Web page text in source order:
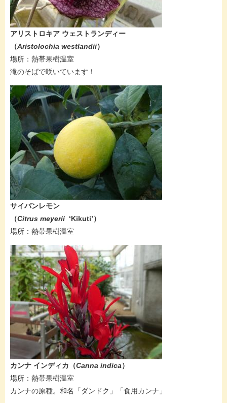
アリストロキア ウェストランディー
（Aristolochia westlandii）
場所：熱帯果樹温室
滝のそばで咲いています！
サイパンレモン
（Citrus meyerii ‘Kikuti’​）
場所：熱帯果樹温室
カンナ インディカ​（Canna indica​​）
場所：熱帯果樹温室
カンナの原種。和名「ダンドク」「食用カンナ」​